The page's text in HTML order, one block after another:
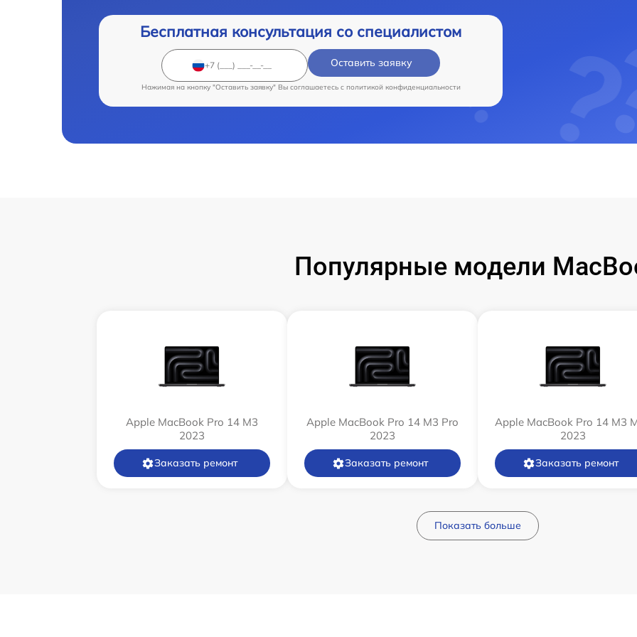
Бесплатная консультация со специалистом
Оставить заявку
Нажимая на кнопку "Оставить заявку" Вы соглашаетесь c политикой конфиденциальности
Популярные модели
Apple MacBook Pro 14 M3
2023
Заказать ремонт
Apple MacBook Pro 14 M3 Pro
2023
Заказать ремонт
Apple MacBook Pro 14 M3
2023
Заказать ремонт
Показать больше